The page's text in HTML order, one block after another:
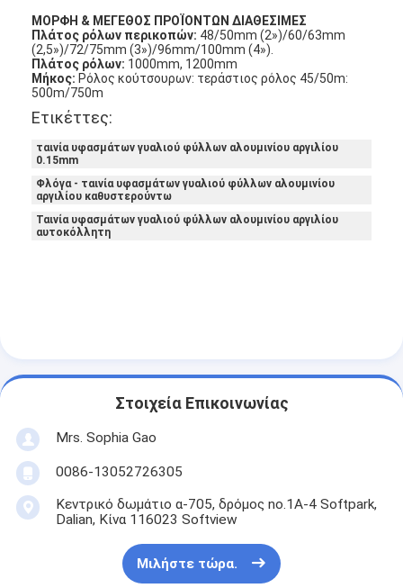
Σπίτι
Προϊόντα
Περίπου εμείς
Γύρος εργοστασίων
Ποιοτικός έλεγχος
Ταινία μόνωσης υφασμάτων γυαλιού
Ανθεκτική στη θερμότητα ταινία μόνωσης
Κολλητική ταινία υφασμάτων γυαλιού
Κολλητική ταινία ταινιών Polyimide
Κολλητική ταινία φύλλων αλουμινίου αργιλίου
ΜΟΡΦΗ & ΜΕΓΕΘΟΣ ΠΡΟΪΟΝΤΩΝ ΔΙΑΘΕΣΙΜΕΣ
Πλάτος ρόλων περικοπών: 48/50mm (2»)/60/63mm
(2,5»)/72/75mm (3»)/96mm/100mm (4»).
Πλάτος ρόλων: 1000mm, 1200mm
Μήκος: Ρόλος κούτσουρων: τεράστιος ρόλος 45/50m:
500m/750m
Ετικέττες:
ταινία υφασμάτων γυαλιού φύλλων αλουμινίου αργιλίου
0.15mm
Φλόγα - ταινία υφασμάτων γυαλιού φύλλων αλουμινίου
αργιλίου καθυστερούντω
Ταινία υφασμάτων γυαλιού φύλλων αλουμινίου αργιλίου
αυτοκόλλητη
Στοιχεία Επικοινωνίας
Mrs. Sophia Gao
0086-13052726305
Κεντρικό δωμάτιο α-705, δρόμος no.1A-4 Softpark,
Dalian, Κίνα 116023 Softview
Μιλήστε τώρα.